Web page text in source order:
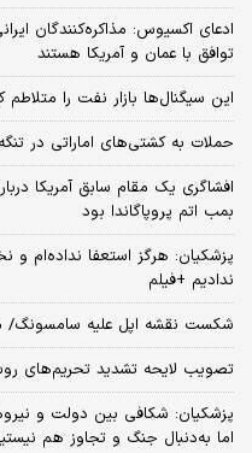
ادعای اکسیوس: مذاکره‌کنندگان
توافق با عمان و آمریکا هستند
این سیگنال‌ها بازار نفت را متلاطم
حملات به کشتی‌های اماراتی در
افشاگری یک مقام سابق آمریکا
بمب اتم پروپاگاندا بود
پزشکیان: هرگز استعفا نداده‌ام و
ندادیم +فیلم
شکست نقشه اپل علیه سامسونگ/
تصویب لایحه تشدید تحریم‌های
پزشکیان: شکافی بین دولت و
اما به‌دنبال جنگ و تجاوز هم